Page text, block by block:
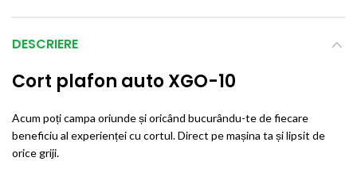
DESCRIERE
Cort plafon auto XGO-10
Acum poți campa oriunde și oricând bucurându-te de fiecare
beneficiu al experienței cu cortul. Direct pe mașina ta și lipsit de
orice griji.